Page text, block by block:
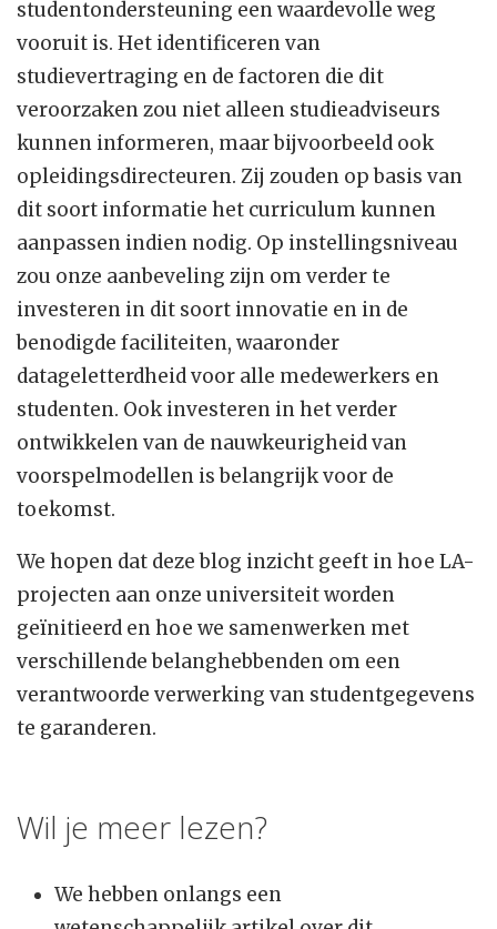
studentondersteuning een waardevolle weg
vooruit is. Het identificeren van
studievertraging en de factoren die dit
veroorzaken zou niet alleen studieadviseurs
kunnen informeren, maar bijvoorbeeld ook
opleidingsdirecteuren. Zij zouden op basis van
dit soort informatie het curriculum kunnen
aanpassen indien nodig. Op instellingsniveau
zou onze aanbeveling zijn om verder te
investeren in dit soort innovatie en in de
benodigde faciliteiten, waaronder
datageletterdheid voor alle medewerkers en
studenten. Ook investeren in het verder
ontwikkelen van de nauwkeurigheid van
voorspelmodellen is belangrijk voor de
toekomst.
We hopen dat deze blog inzicht geeft in hoe LA-
projecten aan onze universiteit worden
geïnitieerd en hoe we samenwerken met
verschillende belanghebbenden om een
verantwoorde verwerking van studentgegevens
te garanderen.
Wil je meer lezen?
We hebben onlangs een